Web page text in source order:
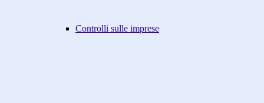
Controlli sulle imprese